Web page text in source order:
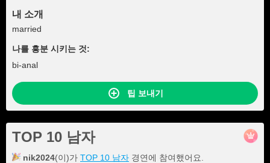
내 소개
married
나를 흥분 시키는 것:
bi-anal
팁 보내기
TOP 10 남자
nik2024(이)가 TOP 10 남자 경연에 참여했어요.